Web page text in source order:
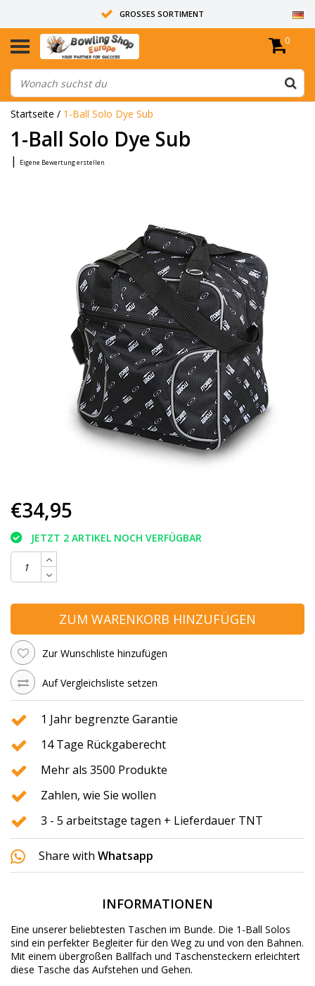
GROSSES SORTIMENT
14 TAGE RÜCKGABERECHT
ALLE BOWLINGKUGELN SIND UNGEBOHRT
0
Startseite / 1-Ball Solo Dye Sub
1-Ball Solo Dye Sub
| Eigene Bewertung erstellen
€34,95
JETZT 2 ARTIKEL NOCH VERFÜGBAR
ZUM WARENKORB HINZUFÜGEN
Zur Wunschliste hinzufügen
Auf Vergleichsliste setzen
1 Jahr begrenzte Garantie
14 Tage Rückgaberecht
Mehr als 3500 Produkte
Zahlen, wie Sie wollen
3 - 5 arbeitstage tagen + Lieferdauer TNT
Share with Whatsapp
INFORMATIONEN
Eine unserer beliebtesten Taschen im Bunde. Die 1-Ball Solos
sind ein perfekter Begleiter für den Weg zu und von den Bahnen.
Mit einem übergroßen Ballfach und Taschensteckern erleichtert
diese Tasche das Aufstehen und Gehen.